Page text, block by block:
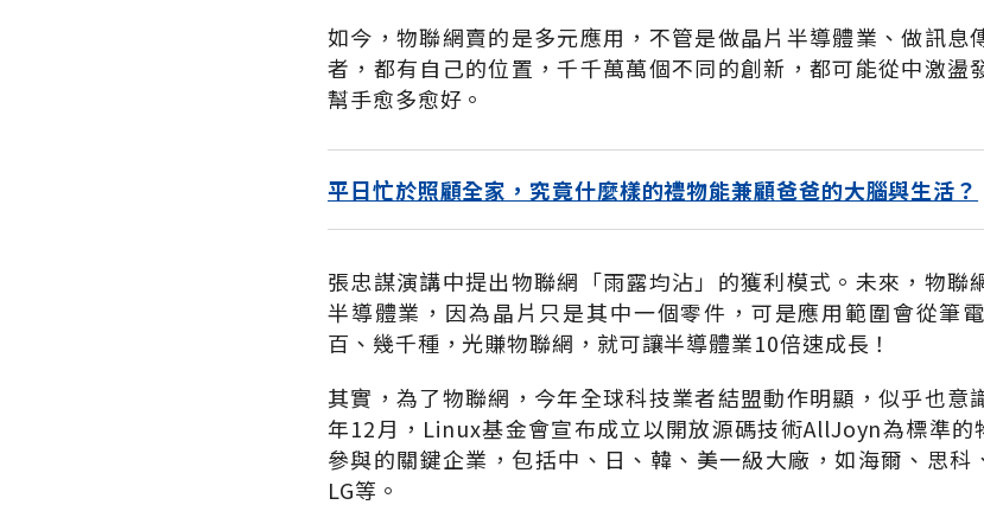
如今，物聯網賣的是多元應用，不管是做晶片半導體業、做訊息
者，都有自己的位置，千千萬萬個不同的創新，都可能從中激盪
幫手愈多愈好。
平日忙於照顧全家，究竟什麼樣的禮物能兼顧爸爸的大腦與生活？
張忠謀演講中提出物聯網「雨露均沾」的獲利模式。未來，物聯
半導體業，因為晶片只是其中一個零件，可是應用範圍會從筆
百、幾千種，光賺物聯網，就可讓半導體業10倍速成長！
其實，為了物聯網，今年全球科技業者結盟動作明顯，似乎也意
年12月，Linux基金會宣布成立以開放源碼技術AllJoyn為標準的
參與的關鍵企業，包括中、日、韓、美一級大廠，如海爾、思
LG等。